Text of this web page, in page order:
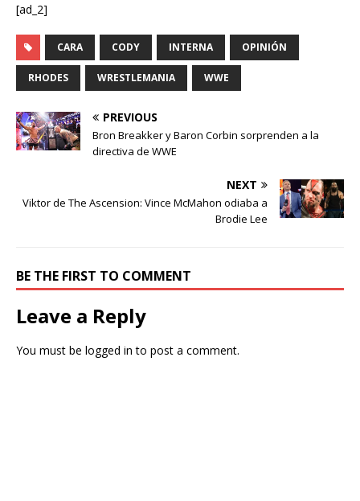
[ad_2]
CARA CODY INTERNA OPINIÓN
RHODES WRESTLEMANIA WWE
PREVIOUS
Bron Breakker y Baron Corbin sorprenden a la
directiva de WWE
NEXT
Viktor de The Ascension: Vince McMahon odiaba a
Brodie Lee
BE THE FIRST TO COMMENT
Leave a Reply
You must be logged in to post a comment.